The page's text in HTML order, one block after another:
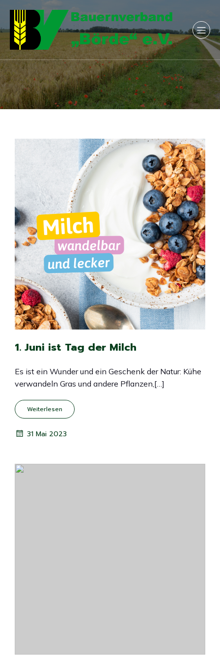
1. Juni ist Tag der Milch
Es ist ein Wunder und ein Geschenk der Natur: Kühe
verwandeln Gras und andere Pflanzen,[…]
Weiterlesen
31 Mai 2023